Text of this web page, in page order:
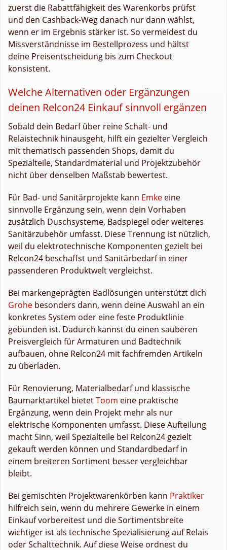
zuerst die Rabattfähigkeit des Warenkorbs prüfst
und den Cashback-Weg danach nur dann wählst,
wenn er im Ergebnis stärker ist. So vermeidest du
Missverständnisse im Bestellprozess und hältst
deine Preisentscheidung bis zum Checkout
konsistent.
Welche Alternativen oder Ergänzungen
deinen Relcon24 Einkauf sinnvoll ergänzen
Sobald dein Bedarf über reine Schalt- und
Relaistechnik hinausgeht, hilft ein gezielter Vergleich
mit thematisch passenden Shops, damit du
Spezialteile, Standardmaterial und Projektzubehör
nicht über denselben Maßstab bewertest.
Für Bad- und Sanitärprojekte kann Emke eine
sinnvolle Ergänzung sein, wenn dein Vorhaben
zusätzlich Duschsysteme, Badspiegel oder weiteres
Sanitärzubehör umfasst. Diese Trennung ist nützlich,
weil du elektrotechnische Komponenten gezielt bei
Relcon24 beschaffst und Sanitärbedarf in einer
passenderen Produktwelt vergleichst.
Bei markengeprägten Badlösungen unterstützt dich
Grohe besonders dann, wenn deine Auswahl an ein
konkretes System oder eine feste Produktlinie
gebunden ist. Dadurch kannst du einen sauberen
Preisvergleich für Armaturen und Badtechnik
aufbauen, ohne Relcon24 mit fachfremden Artikeln
zu überladen.
Für Renovierung, Materialbedarf und klassische
Baumarktartikel bietetToom eine praktische
Ergänzung, wenn dein Projekt mehr als nur
elektrische Komponenten umfasst. Diese Aufteilung
macht Sinn, weil Spezialteile bei Relcon24 gezielt
gekauft werden können und Standardbedarf in
einem breiteren Sortiment besser vergleichbar
bleibt.
Bei gemischten Projektwarenkörben kann Praktiker
hilfreich sein, wenn du mehrere Gewerke in einem
Einkauf vorbereitest und die Sortimentsbreite
wichtiger ist als technische Spezialisierung auf Relais
oder Schalttechnik. Auf diese Weise ordnest du